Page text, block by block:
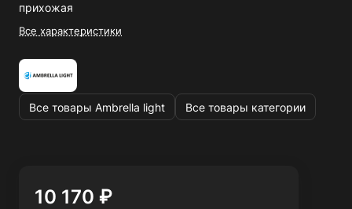
прихожая
Все характеристики
Все товары Ambrella light Все товары категории
10 170 ₽